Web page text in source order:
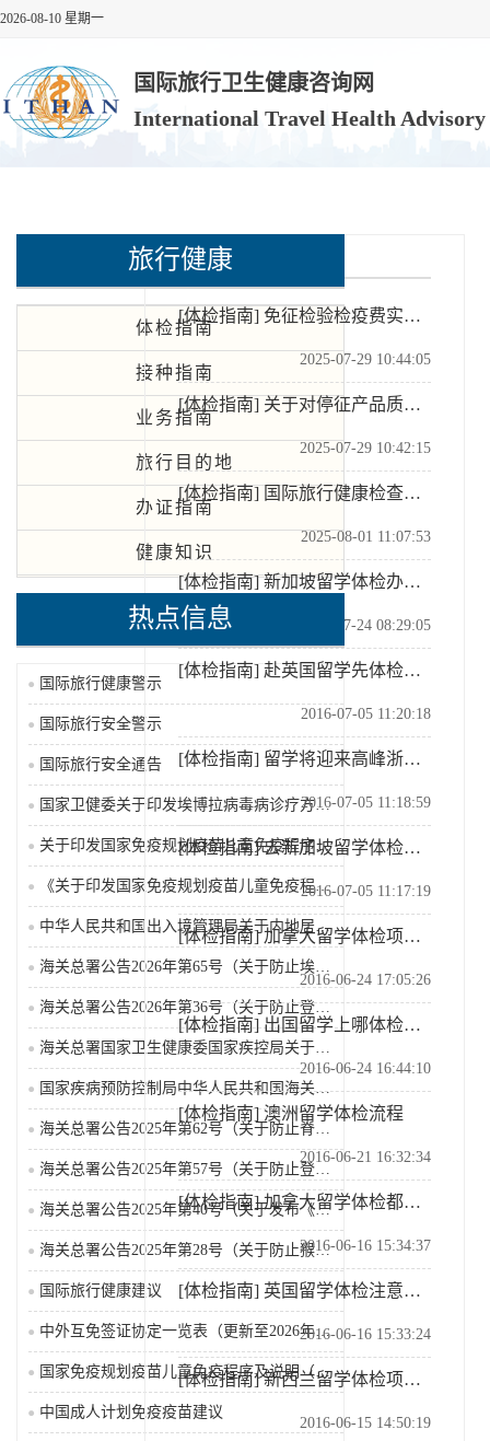
2026-08-10 星期一
国际旅行卫生健康咨询网
International Travel Health
旅行健康
体检指南
接种指南
业务指南
旅行目的地
办证指南
健康知识
热点信息
国际旅行健康警示
国际旅行安全警示
国际旅行安全通告
国家卫健委关于印发埃博拉病毒病诊疗方案（2026年版...
关于印发国家免疫规划疫苗儿童免疫程序及说明（2026...
《关于印发国家免疫规划疫苗儿童免疫程序及说明（202...
中华人民共和国出入境管理局关于内地居民前往港澳地区定...
海关总署公告2026年第36号（关于防止登革热疫情传...
国家疾病预防控制局中华人民共和国海关总署关于公布监测...
海关总署公告2025年第40号（关于发布《国境口岸传...
海关总署公告2025年第28号（关于防止猴痘疫情传入...
国际旅行健康建议
中外互免签证协定一览表（更新至2026年2月25日）
国家免疫规划疫苗儿童免疫程序及说明（2026年版）
中国成人计划免疫疫苗建议
体检指南
[体检指南] 免征检验检疫费实施细则
2025-07-29 10:44:05
[体检指南] 关于对停征产品质量监督检验费和出入境检验检疫费等有关事宜补充说明的函
2025-07-29 10:42:15
[体检指南] 国际旅行健康检查证明书办事指南
2025-08-01 11:07:53
[体检指南] 新加坡留学体检办法（2025-07-24）
2025-07-24 08:29:05
[体检指南] 赴英国留学先体检你必须了解这些问题
2016-07-05 11:20:18
[体检指南] 留学将迎来高峰浙江局提醒尽早体检和预防接种
2016-07-05 11:18:59
[体检指南] 去新加坡留学体检注意事项有哪些
2016-07-05 11:17:19
[体检指南] 加拿大留学体检项目有哪些
2016-06-24 17:05:26
[体检指南] 出国留学上哪体检要搞清楚
2016-06-24 16:44:10
[体检指南] 澳洲留学体检流程
2016-06-21 16:32:34
[体检指南] 加拿大留学体检都是哪些项目
2016-06-16 15:34:37
[体检指南] 英国留学体检注意事项
2016-06-16 15:33:24
[体检指南] 新西兰留学体检项目有哪些
2016-06-15 14:50:19